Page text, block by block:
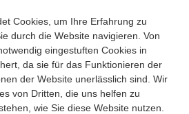
Cookies, um Ihre Erfahrung zu
durch die Website navigieren. Von
eingestuften Cookies in
da sie für das Funktionieren der
der Website unerlässlich sind. Wir
von Dritten, die uns helfen zu
wie Sie diese Website nutzen.